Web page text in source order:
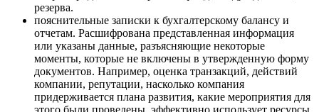
резерва.
пояснительные записки к бухгалтерскому балансу и
отчетам. Расшифрована представленная информация
или указаны данные, разъясняющие некоторые
моменты, которые не включены в утвержденную форму
документов. Например, оценка транзакций, действий
компании, репутации, насколько компания
придерживается плана развития, какие мероприятия для
этого были проведены, эффективно использует ресурсы